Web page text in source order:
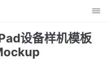
设备样机模板